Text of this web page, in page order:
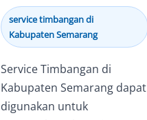
service timbangan di
Kabupaten Semarang
Service Timbangan di
Kabupaten Semarang dapat
digunakan untuk